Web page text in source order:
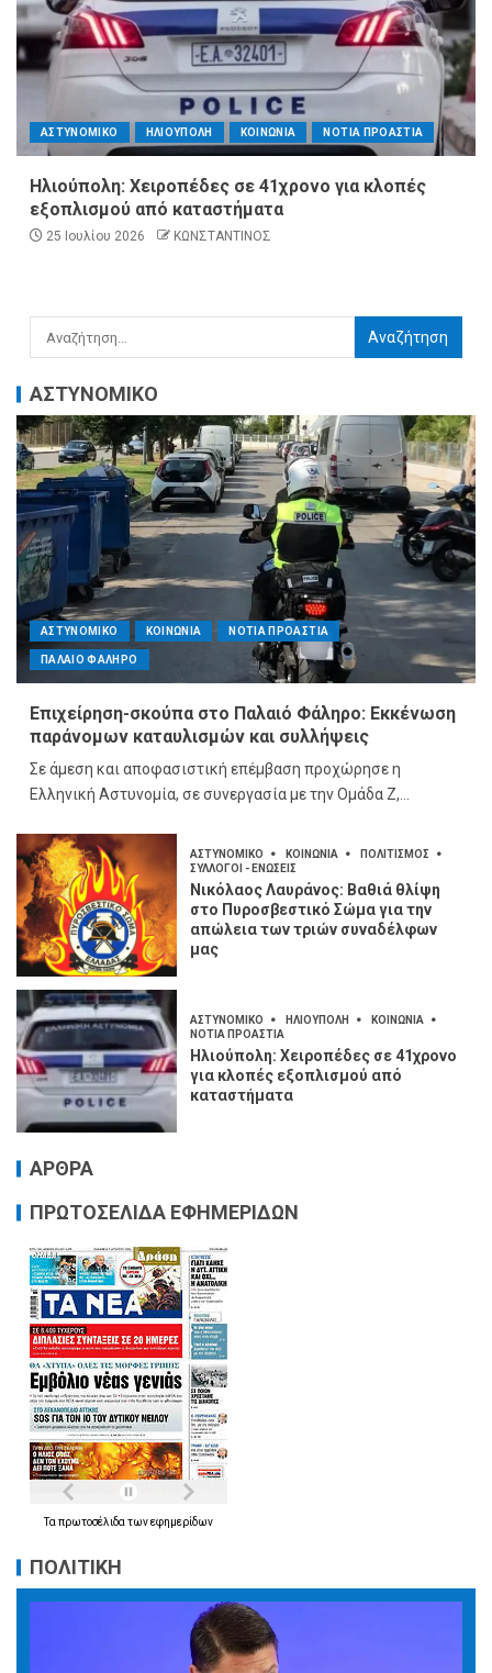
ΑΣΤΥΝΟΜΙΚΟ ΗΛΙΟΥΠΟΛΗ ΚΟΙΝΩΝΙΑ ΝΟΤΙΑ ΠΡΟΑΣΤΙΑ
Ηλιούπολη: Χειροπέδες σε 41χρονο για κλοπές
εξοπλισμού από καταστήματα
25 Ιουλίου 2026 ΚΩΝΣΤΑΝΤΙΝΟΣ
ΑΣΤΥΝΟΜΙΚΟ
ΑΣΤΥΝΟΜΙΚΟ ΚΟΙΝΩΝΙΑ ΝΟΤΙΑ ΠΡΟΑΣΤΙΑ
ΠΑΛΑΙΟ ΦΑΛΗΡΟ
Επιχείρηση-σκούπα στο Παλαιό Φάληρο: Εκκένωση
παράνομων καταυλισμών και συλλήψεις
Σε άμεση και αποφασιστική επέμβαση προχώρησε η
Ελληνική Αστυνομία, σε συνεργασία με την Ομάδα Ζ,...
ΑΣΤΥΝΟΜΙΚΟ ΚΟΙΝΩΝΙΑ
ΠΟΛΙΤΙΣΜΟΣ
ΣΥΛΛΟΓΟΙ - ΕΝΩΣΕΙΣ
Νικόλαος Λαυράνος: Βαθιά θλίψη
στο Πυροσβεστικό Σώμα για την
απώλεια των τριών συναδέλφων
μας
ΑΣΤΥΝΟΜΙΚΟ ΗΛΙΟΥΠΟΛΗ
ΚΟΙΝΩΝΙΑ
ΝΟΤΙΑ ΠΡΟΑΣΤΙΑ
Ηλιούπολη: Χειροπέδες σε 41χρονο
για κλοπές εξοπλισμού από
καταστήματα
ΑΡΘΡΑ
ΠΡΩΤΟΣΕΛΙΔΑ ΕΦΗΜΕΡΙΔΩΝ
Ταπρωτοσέλιδατωνεφημερίδων
ΠΟΛΙΤΙΚΗ